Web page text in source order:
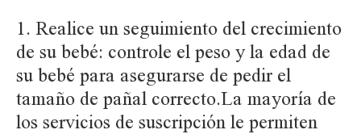
1. Realice un seguimiento del crecimiento
de su bebé: controle el peso y la edad de
su bebé para asegurarse de pedir el
tamaño de pañal correcto.La mayoría de
los servicios de suscripción le permiten